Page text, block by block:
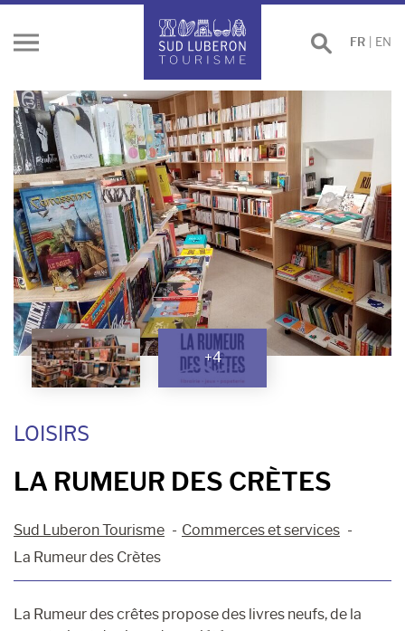
Ouvrir
Effectuer
une
FR EN
+4
LOISIRS
LA RUMEUR DES CRÈTES
Sud Luberon Tourisme
Commerces et services
La Rumeur des Crètes
La Rumeur des crêtes propose des livres neufs, de la